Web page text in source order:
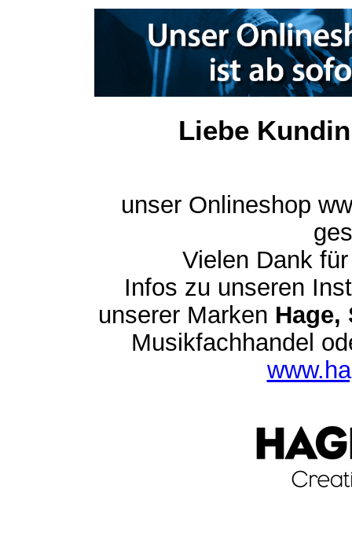
Liebe
unser Onlineshop
Vielen Dank
Infos zu unseren
unserer Marken Hage,
Musikfachhandel